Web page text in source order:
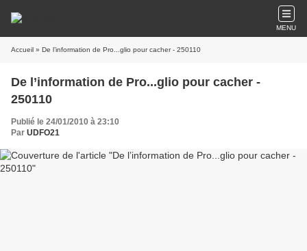
MENU
Accueil » De l’information de Pro...glio pour cacher - 250110
De l’information de Pro...glio pour cacher -
250110
Publié le 24/01/2010 à 23:10
Par UDFO21